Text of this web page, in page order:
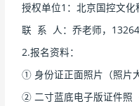
授权单位1：北京国控文化
联 系 人：乔老师，
2.报名资料：
① 身份证正面照片（照片
② 二寸蓝底电子版证件照